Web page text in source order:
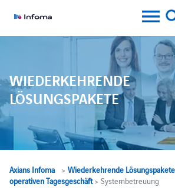
WIEDERKEHRENDE
LÖSUNGSPAKETE
Axians Infoma> Wiederkehrende
operativen Tagesgeschäft> Systembetreuung